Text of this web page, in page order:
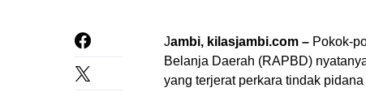
Jambi, kilasjambi.com – Pokok-
Belanja Daerah (RAPBD)
yang terjerat perkara tindak